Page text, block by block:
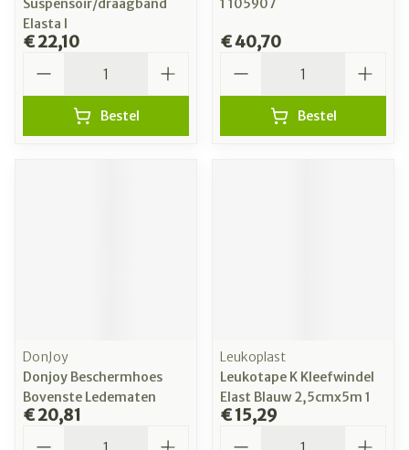
Suspensoir/draagband
Elasta l
€ 22,10
Bestel
1 105907
€ 40,70
Bestel
DonJoy
Donjoy Beschermhoes
Bovenste Ledematen
€ 20,81
Leukoplast
Leukotape K Kleefwindel
Elast Blauw 2,5cmx5m 1
€ 15,29